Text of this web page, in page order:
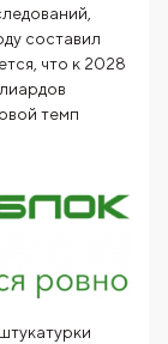
составил
что к 2028
темп